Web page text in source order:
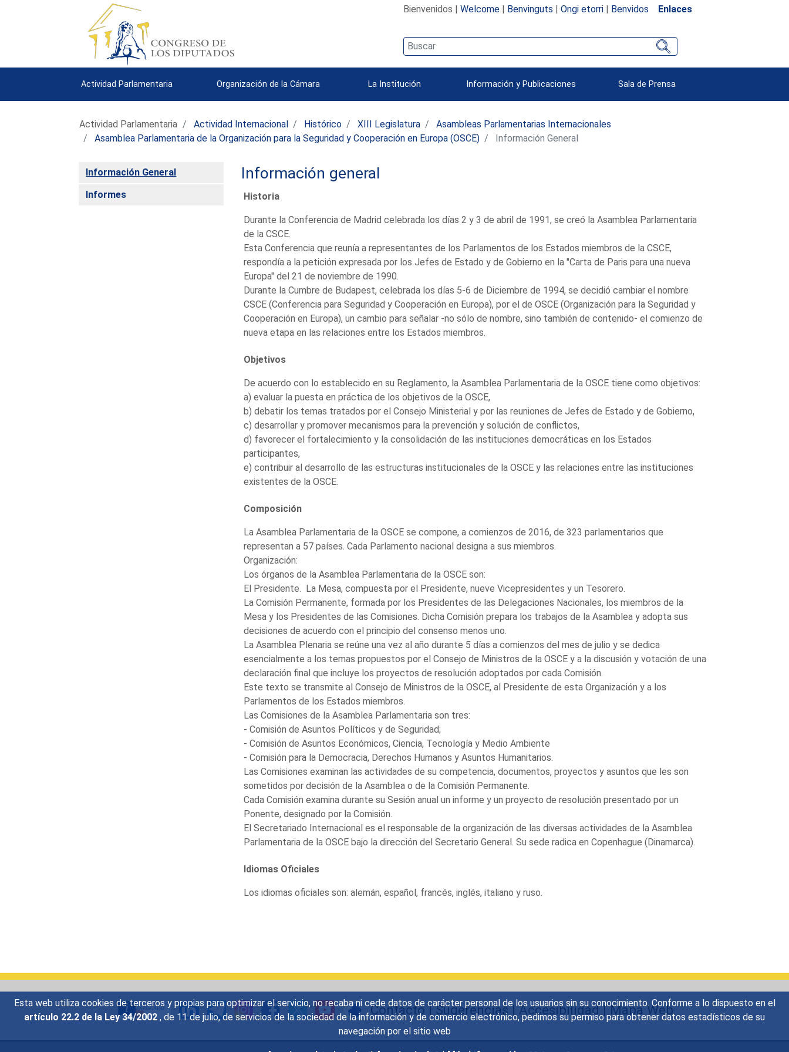
Esta web utiliza cookies de terceros y propias para optimizar el servicio, no recaba ni cede datos de carácter personal de los usuarios sin su conocimiento. Conforme a lo dispuesto en el
artículo 22.2 de la Ley 34/2002 , de 11 de julio, de servicios de la sociedad de la información y de comercio electrónico, pedimos su permiso para obtener datos estadísticos de su
navegación por el sitio web
Bienvenidos | Welcome| Benvinguts | Ongi etorri| Benvidos Enlaces
Actividad Parlamentaria Organización de la Cámara La Institución Información y Publicaciones Sala de Prensa
Actividad Parlamentaria Actividad Internacional Histórico XIII Legislatura
Asambleas Parlamentarias Internacionales
Asamblea Parlamentaria de la Organización para la Seguridad y Cooperación en Europa (OSCE)
Información General
Información General
Informes
Información general
Historia
Durante la Conferencia de Madrid celebrada los días 2 y 3 de abril de 1991, se creó la Asamblea Parlamentaria
de la CSCE.
Esta Conferencia que reunía a representantes de los Parlamentos de los Estados miembros de la CSCE,
respondía a la petición expresada por los Jefes de Estado y de Gobierno en la "Carta de Paris para una nueva
Europa" del 21 de noviembre de 1990.
Durante la Cumbre de Budapest, celebrada los días 5-6 de Diciembre de 1994, se decidió cambiar el nombre
CSCE (Conferencia para Seguridad y Cooperación en Europa), por el de OSCE (Organización para la Seguridad y
Cooperación en Europa), un cambio para señalar -no sólo de nombre, sino también de contenido- el comienzo de
nueva etapa en las relaciones entre los Estados miembros.
Objetivos
De acuerdo con lo establecido en su Reglamento, la Asamblea Parlamentaria de la OSCE tiene como objetivos:
a) evaluar la puesta en práctica de los objetivos de la OSCE,
b) debatir los temas tratados por el Consejo Ministerial y por las reuniones de Jefes de Estado y de Gobierno,
c) desarrollar y promover mecanismos para la prevención y solución de conflictos,
d) favorecer el fortalecimiento y la consolidación de las instituciones democráticas en los Estados
participantes,
e) contribuir al desarrollo de las estructuras institucionales de la OSCE y las relaciones entre las instituciones
existentes de la OSCE.
Composición
La Asamblea Parlamentaria de la OSCE se compone, a comienzos de 2016, de 323 parlamentarios que
representan a 57 países. Cada Parlamento nacional designa a sus miembros.
Organización:
Los órganos de la Asamblea Parlamentaria de la OSCE son:
El Presidente. La Mesa, compuesta por el Presidente, nueve Vicepresidentes y un Tesorero.
La Comisión Permanente, formada por los Presidentes de las Delegaciones Nacionales, los miembros de la
Mesa y los Presidentes de las Comisiones. Dicha Comisión prepara los trabajos de la Asamblea y adopta sus
decisiones de acuerdo con el principio del consenso menos uno.
La Asamblea Plenaria se reúne una vez al año durante 5 días a comienzos del mes de julio y se dedica
esencialmente a los temas propuestos por el Consejo de Ministros de la OSCE y a la discusión y votación de una
declaración final que incluye los proyectos de resolución adoptados por cada Comisión.
Este texto se transmite al Consejo de Ministros de la OSCE, al Presidente de esta Organización y a los
Parlamentos de los Estados miembros.
Las Comisiones de la Asamblea Parlamentaria son tres:
- Comisión de Asuntos Políticos y de Seguridad;
- Comisión de Asuntos Económicos, Ciencia, Tecnología y Medio Ambiente
- Comisión para la Democracia, Derechos Humanos y Asuntos Humanitarios.
Las Comisiones examinan las actividades de su competencia, documentos, proyectos y asuntos que les son
sometidos por decisión de la Asamblea o de la Comisión Permanente.
Cada Comisión examina durante su Sesión anual un informe y un proyecto de resolución presentado por un
Ponente, designado por la Comisión.
El Secretariado Internacional es el responsable de la organización de las diversas actividades de la Asamblea
Parlamentaria de la OSCE bajo la dirección del Secretario General. Su sede radica en Copenhague (Dinamarca).
Idiomas Oficiales
Los idiomas oficiales son: alemán, español, francés, inglés, italiano y ruso.
Contacto|Sugerencias|Accesibilidad|Mapa Web